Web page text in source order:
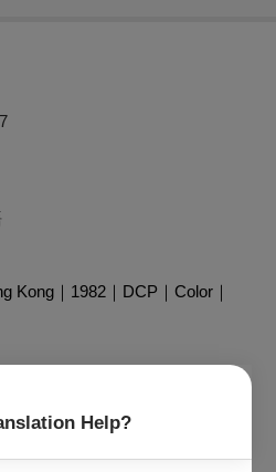
Help?
Kong｜1982｜DCP｜Color｜
﹑最佳導演﹑最佳編劇﹑最有
Picture, Best Director, Best
& Best Art Direction, Hong